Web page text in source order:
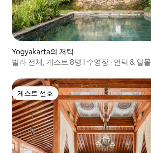
Yogyakarta의 저택
빌라 전체, 게스트 8명 | 수영장 · 언덕 & 일몰
게스트 선호
게스트 선호